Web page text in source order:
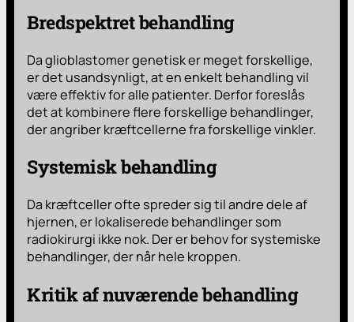
Bredspektret behandling
Da glioblastomer genetisk er meget forskellige,
er det usandsynligt, at en enkelt behandling vil
være effektiv for alle patienter. Derfor foreslås
det at kombinere flere forskellige behandlinger,
der angriber kræftcellerne fra forskellige vinkler.
Systemisk behandling
Da kræftceller ofte spreder sig til andre dele af
hjernen, er lokaliserede behandlinger som
radiokirurgi ikke nok. Der er behov for systemiske
behandlinger, der når hele kroppen.
Kritik af nuværende behandling